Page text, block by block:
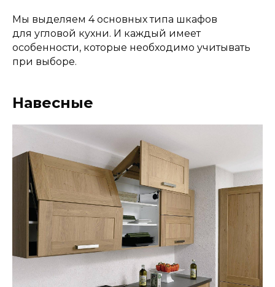
Мы выделяем 4 основных типа шкафов
для угловой кухни. И каждый имеет
особенности, которые необходимо учитывать
при выборе.
Навесные